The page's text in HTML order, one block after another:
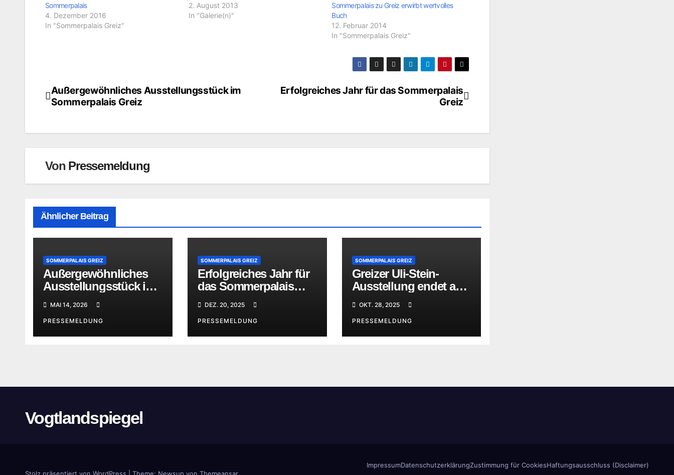
Sommerpalais
4. Dezember 2016
In "Sommerpalais Greiz"
2. August 2013
In "Galerie(n)"
Sommerpalais zu Greiz erwirbt wertvolles
Buch
12. Februar 2014
In "Sommerpalais Greiz"
Beitragsnavigation
Erfolgreiches Jahr für das Sommerpalais
Greiz
Außergewöhnliches Ausstellungsstück im
Sommerpalais Greiz
Von Pressemeldung
Ähnlicher Beitrag
SOMMERPALAIS GREIZ
Außergewöhnliches
Ausstellungsstück im
MAI 14, 2026
PRESSEMELDUNG
SOMMERPALAIS GREIZ
Erfolgreiches Jahr für
das Sommerpalais
DEZ. 20, 2025
PRESSEMELDUNG
SOMMERPALAIS GREIZ
Greizer Uli-Stein-
Ausstellung endet am
Wochenende mit
Rekordergebnis
OKT. 28, 2025
PRESSEMELDUNG
Vogtlandspiegel
ImpressumDatenschutzerklärungZustimmung für CookiesHaftungsausschluss (Disclaimer)